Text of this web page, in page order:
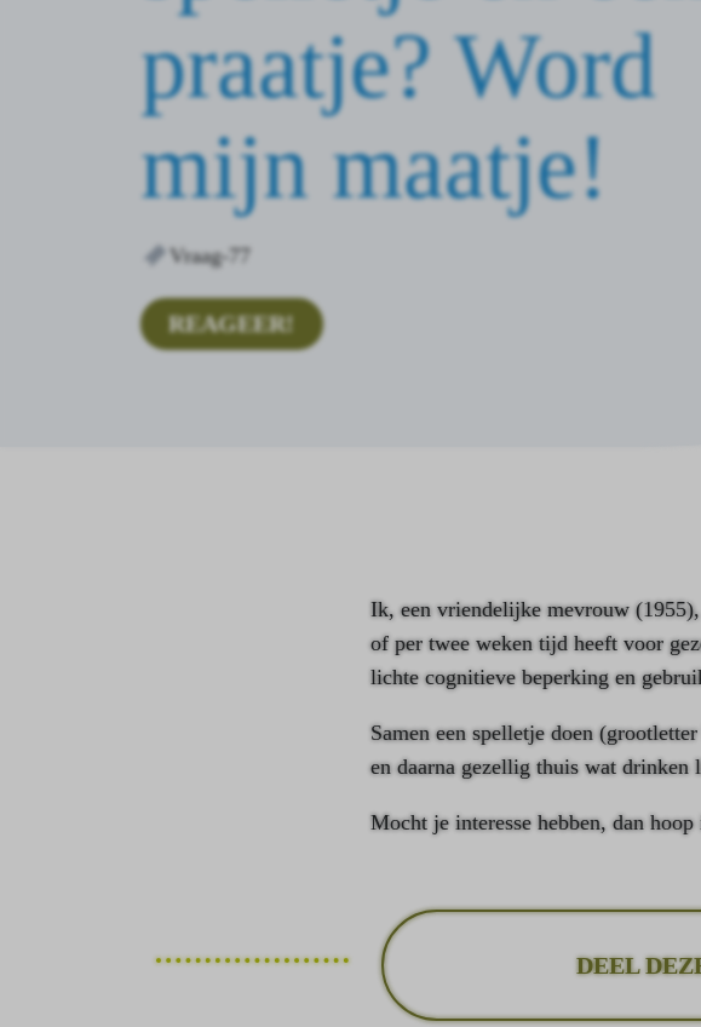
praatje? Word
mijn maatje!
Vraag-77
REAGEER!
Ik, een vriendelijke mevrouw
of per twee weken tijd heeft voor
lichte cognitieve beperking en
Samen een spelletje doen
en daarna gezellig thuis wat
Mocht je interesse hebben, dan
DEEL